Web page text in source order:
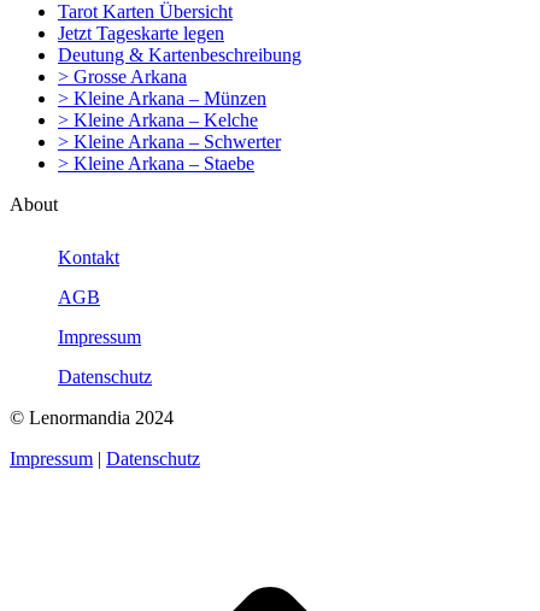
Tarot Karten Übersicht
Jetzt Tageskarte legen
Deutung & Kartenbeschreibung
> Grosse Arkana
> Kleine Arkana – Münzen
> Kleine Arkana – Kelche
> Kleine Arkana – Schwerter
> Kleine Arkana – Staebe
About
Kontakt
AGB
Impressum
Datenschutz
© Lenormandia 2024
Impressum | Datenschutz